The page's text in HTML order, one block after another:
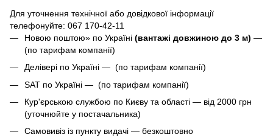
Для уточнення технічної або довідкової інформації
телефонуйте: 067 170-42-11
Новою поштою» по Україні (вантажі довжиною до 3 м) —
(по тарифам компанії)
Делівері по Україні — (по тарифам компанії)
SAT по Україні — (по тарифам компанії)
Кур'єрською службою по Києву та області — від 2000 грн
(уточнюйте у постачальника)
Самовивіз із пункту видачі — безкоштовно